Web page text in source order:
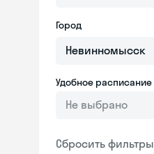
Город
Удобное расписание
Не выбрано
Сбросить фильтры